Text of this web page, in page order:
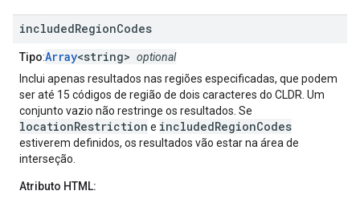
includedRegionCodes
Tipo:Array<string> optional
Inclui apenas resultados nas regiões especificadas, que podem
ser até 15 códigos de região de dois caracteres do CLDR. Um
conjunto vazio não restringe os resultados. Se
locationRestriction e includedRegionCodes
estiverem definidos, os resultados vão estar na área de
interseção.
Atributo HTML: